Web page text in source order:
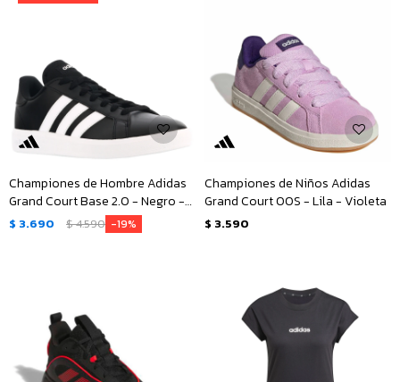
Championes de Hombre Adidas
Grand Court Base 2.0 - Negro -
Blanco
$ 3.690 $4.590 19
Championes de Niños Adidas
Grand Court 00S - Lila - Violeta
$ 3.590